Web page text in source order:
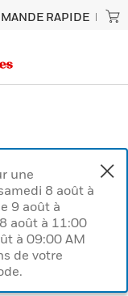
RAPIDE
une
8 août à
9 août à
août à 11:00
à 09:00 AM
de votre